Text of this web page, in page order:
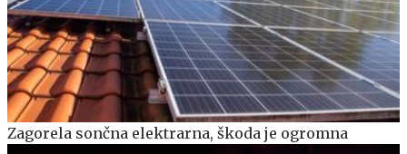
Zagorela sončna elektrarna, škoda je ogromna